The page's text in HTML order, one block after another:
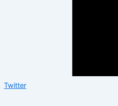
Twitter